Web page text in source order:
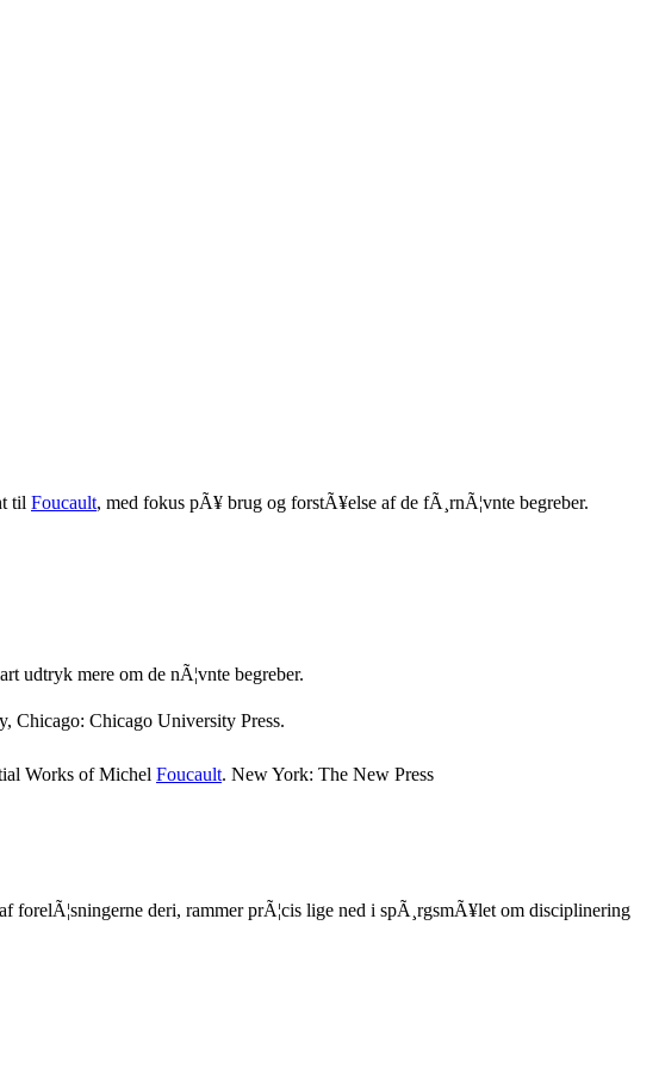
til Foucault, med fokus pÃ¥ brug og forstÃ¥else af de fÃ¸rnÃ¦vnte begreber.
udtryk mere om de nÃ¦vnte begreber.
Chicago: Chicago University Press.
Works of Michel Foucault. New York: The New Press
deri, rammer prÃ¦cis lige ned i spÃ¸rgsmÃ¥let om disciplinering